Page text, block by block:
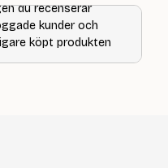
du recenserar
kunder och
köpt produkten